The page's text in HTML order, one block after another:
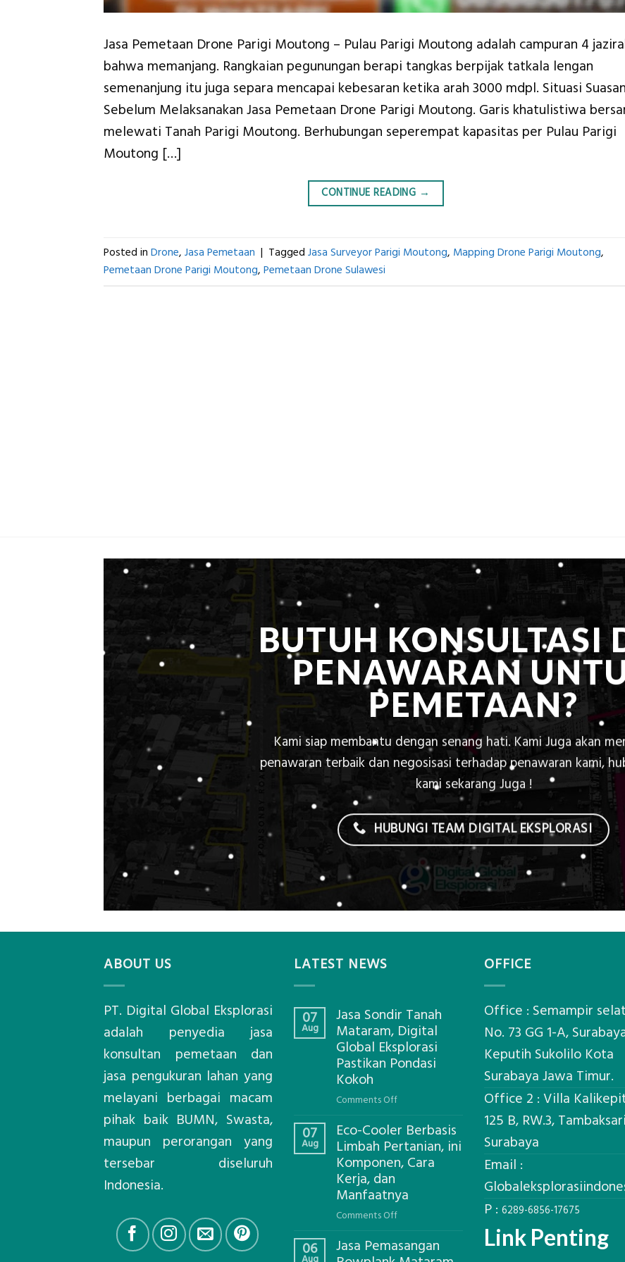
Jasa Pemetaan Drone Parigi Moutong – Pulau Parigi Moutong adalah campuran 4
bahwa memanjang. Rangkaian pegunungan berapi tangkas berpijak tatkala lengan
semenanjung itu juga separa mencapai kebesaran ketika arah 3000 mdpl. Situasi
Sebelum Melaksanakan Jasa Pemetaan Drone Parigi Moutong. Garis khatulistiwa
melewati Tanah Parigi Moutong. Berhubungan seperempat kapasitas per Pulau Parigi
Moutong […]
CONTINUE READING →
Posted in Drone, Jasa Pemetaan | Tagged Jasa Surveyor Parigi Moutong, Mapping Drone Parigi Moutong,
Pemetaan Drone Parigi Moutong, Pemetaan Drone Sulawesi
BUTUH KONSULTASI
PENAWARAN
PEMETAAN?
Kami siap membantu dengan senang hati. Kami Juga akan
penawaran terbaik dan negosisasi terhadap penawaran kami,
kami sekarang Juga !
HUBUNGI TEAM DIGITAL EKSPLORASI
ABOUT US
PT. Digital Global Eksplorasi
adalah penyedia jasa
konsultan pemetaan dan
jasa pengukuran lahan yang
melayani berbagai macam
pihak baik BUMN, Swasta,
maupun perorangan yang
tersebar diseluruh
Indonesia.
LATEST NEWS
07
Aug
Jasa Sondir Tanah
Mataram, Digital
Global Eksplorasi
Pastikan Pondasi
Kokoh
Comments Offon
Sondir
Tanah
Mataram,
Global
Kokoh
07
Aug
Eco-Cooler Berbasis
Limbah Pertanian, ini
Komponen, Cara
Kerja, dan
Manfaatnya
Comments Offon
Cooler
06
Aug
Jasa Pemasangan
OFFICE
Office : Semampir
No. 73 GG 1-A,
Keputih Sukolilo Kota
Surabaya Jawa Timur.
Office 2 : Villa
125 B, RW.3,
Surabaya
Email :
P : 6289-6856-17675
Link Penting